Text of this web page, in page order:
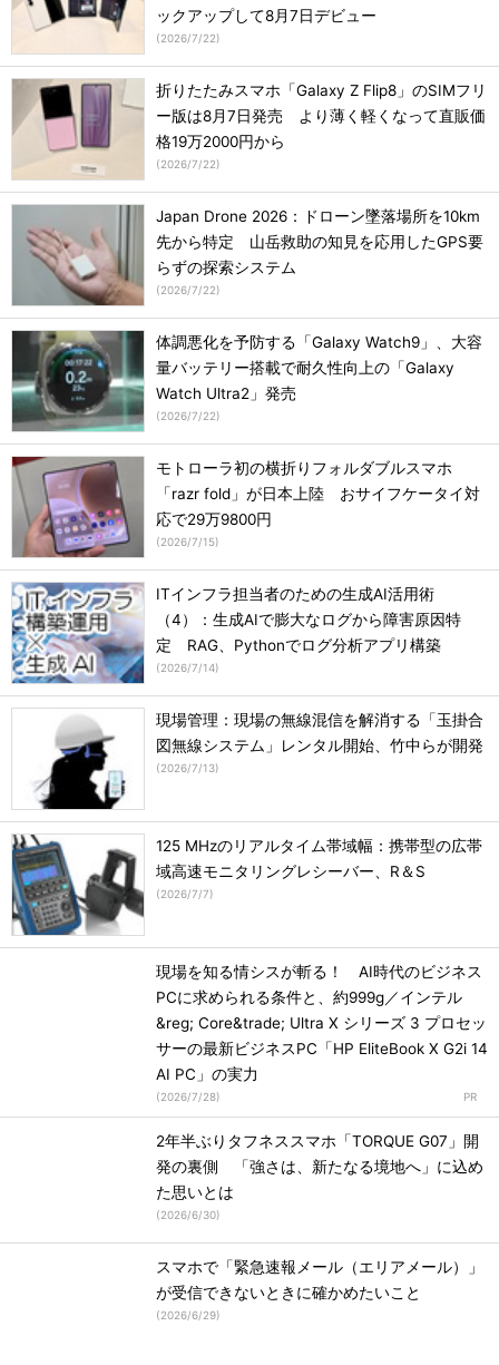
ックアップして8月7日デビュー
(2026/7/22)
折りたたみスマホ「Galaxy Z Flip8」のSIMフリ
ー版は8月7日発売 より薄く軽くなって直販価
格19万2000円から
(2026/7/22)
Japan Drone 2026：ドローン墜落場所を10km
先から特定 山岳救助の知見を応用したGPS要
らずの探索システム
(2026/7/22)
体調悪化を予防する「Galaxy Watch9」、大容
量バッテリー搭載で耐久性向上の「Galaxy
Watch Ultra2」発売
(2026/7/22)
モトローラ初の横折りフォルダブルスマホ
「razr fold」が日本上陸 おサイフケータイ対
応で29万9800円
(2026/7/15)
ITインフラ担当者のための生成AI活用術
（4）：生成AIで膨大なログから障害原因特
定 RAG、Pythonでログ分析アプリ構築
(2026/7/14)
現場管理：現場の無線混信を解消する「玉掛合
図無線システム」レンタル開始、竹中らが開発
(2026/7/13)
125 MHzのリアルタイム帯域幅：携帯型の広帯
域高速モニタリングレシーバー、R＆S
(2026/7/7)
現場を知る情シスが斬る！ AI時代のビジネス
PCに求められる条件と、約999g／インテル
&reg; Core&trade; Ultra X シリーズ 3 プロセッ
サーの最新ビジネスPC「HP EliteBook X G2i 14
AI PC」の実力
(2026/7/28)
2年半ぶりタフネススマホ「TORQUE G07」開
発の裏側 「強さは、新たなる境地へ」に込め
た思いとは
(2026/6/30)
スマホで「緊急速報メール（エリアメール）」
が受信できないときに確かめたいこと
(2026/6/29)